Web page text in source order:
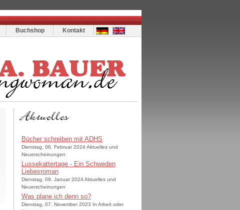
Buchshop Kontakt
Bücher schreiben mit ADHS
Dienstag, 06. Februar 2024 Aktuelles und
Neuerscheinungen
Lussekattertage - Ein Schweden
Liebesroman
Dienstag, 09. Januar 2024 Aktuelles und
Neuerscheinungen
Was plane ich denn so?
Dienstag, 07. November 2023 In Arbeit oder